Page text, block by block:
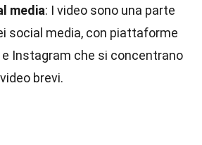
media: I video sono una parte
social media, con piattaforme
e Instagram che si concentrano
brevi.